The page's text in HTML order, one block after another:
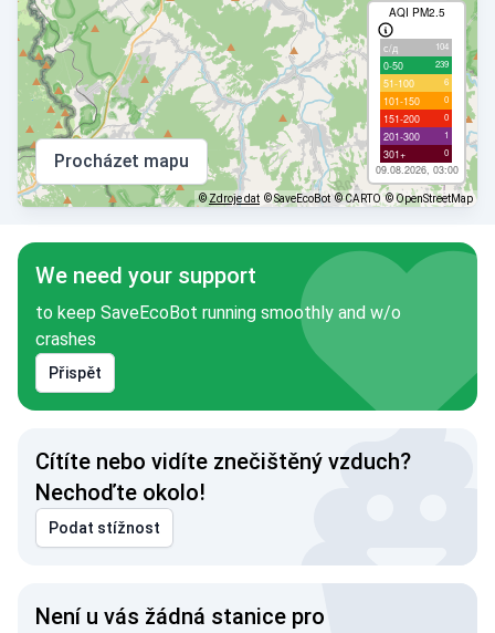
AQI PM2.5
с/д 104
0-50 239
51-100 6
101-150 0
151-200 0
201-300 1
301+ 0
09.08.2026, 03:00
Procházet mapu
©Zdroje dat © SaveEcoBot © CARTO © OpenStreetMap
We need your support
to keep SaveEcoBot running smoothly and w/o
crashes
Přispět
Cítíte nebo vidíte znečištěný vzduch?
Nechoďte okolo!
Podat stížnost
Není u vás žádná stanice pro